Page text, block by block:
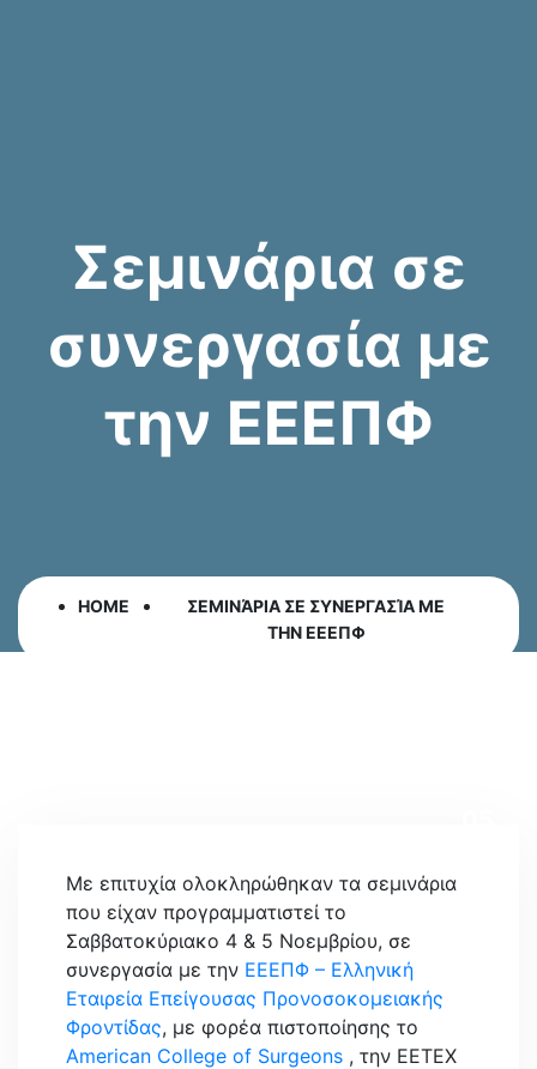
Σεμινάρια σε
συνεργασία με
την ΕΕΕΠΦ
HOME
ΣΕΜΙΝΆΡΙΑ ΣΕ ΣΥΝΕΡΓΑΣΊΑ ΜΕ
ΤΗΝ ΕΕΕΠΦ
Με επιτυχία ολοκληρώθηκαν τα σεμινάρια
που είχαν προγραμματιστεί το
Σαββατοκύριακο 4 & 5 Νοεμβρίου, σε
συνεργασία με την ΕΕΕΠΦ – Ελληνική
Εταιρεία Επείγουσας Προνοσοκομειακής
Φροντίδας, με φορέα πιστοποίησης το
American College of Surgeons , την ΕΕΤΕΧ